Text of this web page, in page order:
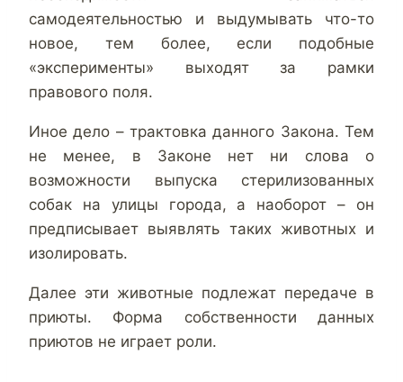
самодеятельностью и выдумывать что-то
новое, тем более, если подобные
«эксперименты» выходят за рамки
правового поля.
Иное дело – трактовка данного Закона. Тем
не менее, в Законе нет ни слова о
возможности выпуска стерилизованных
собак на улицы города, а наоборот – он
предписывает выявлять таких животных и
изолировать.
Далее эти животные подлежат передаче в
приюты. Форма собственности данных
приютов не играет роли.